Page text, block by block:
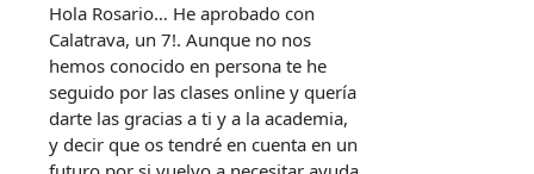
Hola Rosario… He aprobado con
Calatrava, un 7!. Aunque no nos
hemos conocido en persona te he
seguido por las clases online y quería
darte las gracias a ti y a la academia,
y decir que os tendré en cuenta en un